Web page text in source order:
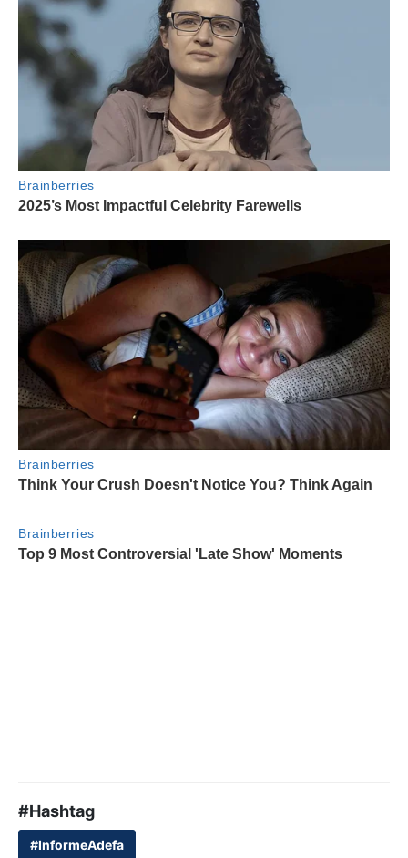
#Hashtag
#InformeAdefa